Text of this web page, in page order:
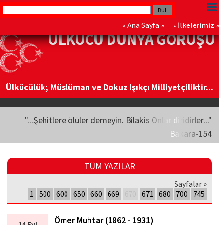
« Ana Sayfa » « İlkelerimiz »
ÜLKÜCÜ DÜNYA GÖRÜŞÜ
Ülkücülük; Müslüman ve Dokuz Işıkçı Milliyetçiliktir...
"...Şehitlere ölüler demeyin. Bilakis Onlar diridirler..."
Bakara-154
TÜM YAZILAR
Sayfalar »
1 500 600 650 660 669 671 680 700 745
Ömer Muhtar (1862 - 1931)